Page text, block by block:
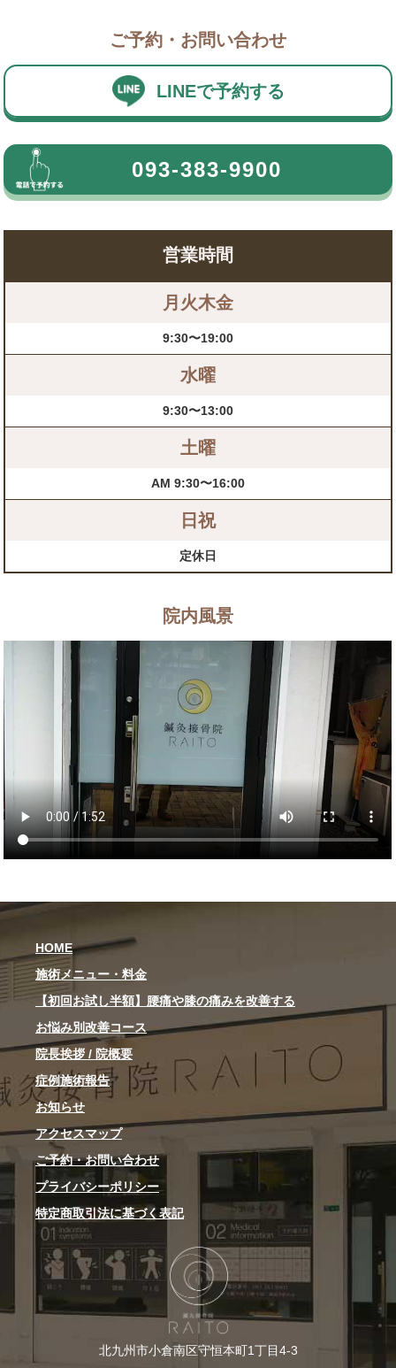
ご予約・お問い合わせ
LINEで予約する
093-383-9900
営業時間
月火木金
9:30〜19:00
水曜
9:30〜13:00
土曜
AM 9:30〜16:00
日祝
定休日
院内風景
HOME
施術メニュー・料金
【初回お試し半額】腰痛や膝の痛みを改善する
お悩み別改善コース
院長挨拶 / 院概要
症例施術報告
お知らせ
アクセスマップ
ご予約・お問い合わせ
プライバシーポリシー
特定商取引法に基づく表記
北九州市小倉南区守恒本町1丁目4-3